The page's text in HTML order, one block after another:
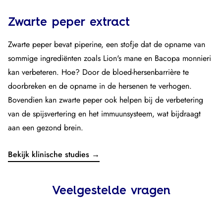
Zwarte peper extract
Zwarte peper bevat piperine, een stofje dat de opname van
sommige ingrediënten zoals Lion's mane en Bacopa monnieri
kan verbeteren. Hoe? Door de bloed-hersenbarrière te
doorbreken en de opname in de hersenen te verhogen.
Bovendien kan zwarte peper ook helpen bij de verbetering
van de spijsvertering en het immuunsysteem, wat bijdraagt
aan een gezond brein.
Bekijk klinische studies →
Veelgestelde vragen